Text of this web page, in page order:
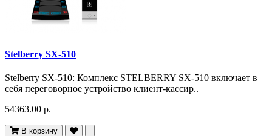
Stelberry SX-510
Stelberry SX-510: Комплекс STELBERRY SX-510 включает в
себя переговорное устройство клиент-кассир..
54363.00 р.
В корзину